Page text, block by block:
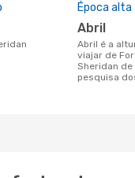
Época alta
abril
abril é a altura mais concorrida para
viajar de
Sheridan
pesquisa